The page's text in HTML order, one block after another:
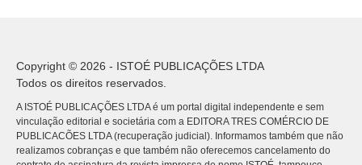
Copyright © 2026 - ISTOÉ PUBLICAÇÕES LTDA
Todos os direitos reservados.
A ISTOÉ PUBLICAÇÕES LTDA é um portal digital independente e sem
vinculação editorial e societária com a EDITORA TRES COMÉRCIO DE
PUBLICACÕES LTDA (recuperação judicial). Informamos também que não
realizamos cobranças e que também não oferecemos cancelamento do